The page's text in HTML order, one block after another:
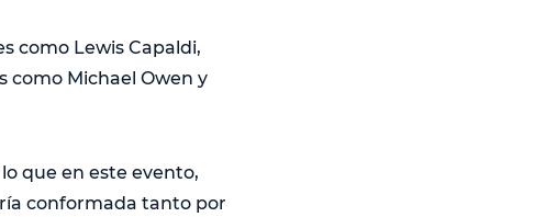
como Lewis Capaldi,
como Michael Owen y
que en este evento,
conformada tanto por